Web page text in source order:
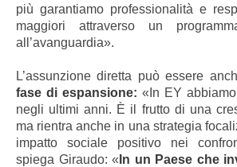
più garantiamo professionalità e
maggiori attraverso un
all’avanguardia».
L’assunzione diretta può essere
fase di espansione: «In EY
negli ultimi anni. È il frutto di una
ma rientra anche in una strategia
impatto sociale positivo nei
spiega Giraudo: « In un Paese che